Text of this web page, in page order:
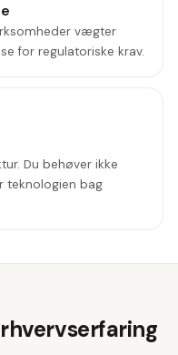
vægter
for regulatoriske krav.
Du behøver ikke
teknologien bag